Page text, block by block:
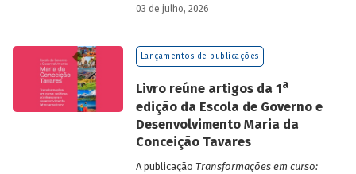
Grande do Sul.
03 de julho, 2026
Lançamentos de publicações
Livro reúne artigos da 1a
edição da Escola de Governo e
Desenvolvimento Maria da
Conceição Tavares
A publicação Transformações em curso: